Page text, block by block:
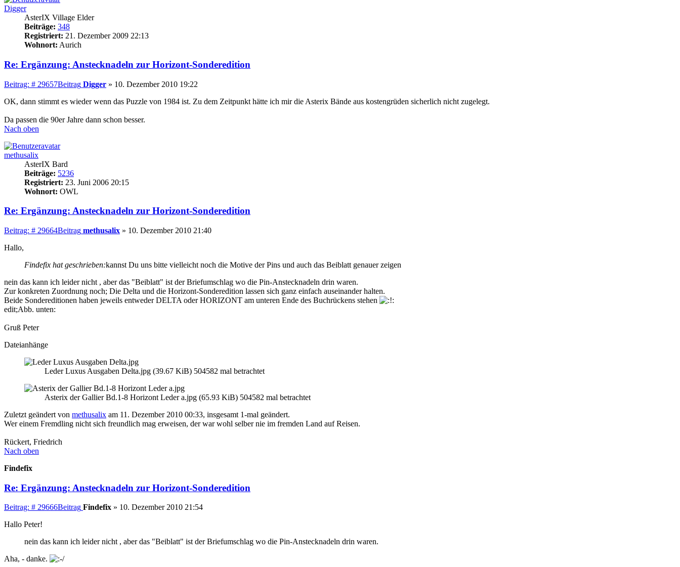
Digger
AsterIX Village Elder
Beiträge: 348
Registriert: 21. Dezember 2009 22:13
Wohnort: Aurich
Re: Ergänzung: Anstecknadeln zur Horizont-Sonderedition
Beitrag: # 29657Beitrag Digger » 10. Dezember 2010 19:22
OK, dann stimmt es wieder wenn das Puzzle von 1984 ist. Zu dem Zeitpunkt hätte ich mir die Asterix Bände aus kostengrüden sicherlich nicht zugelegt.
Da passen die 90er Jahre dann schon besser.
Nach oben
methusalix
AsterIX Bard
Beiträge: 5236
Registriert: 23. Juni 2006 20:15
Wohnort: OWL
Re: Ergänzung: Anstecknadeln zur Horizont-Sonderedition
Beitrag: # 29664Beitrag methusalix » 10. Dezember 2010 21:40
Hallo,
Findefix hat geschrieben:kannst Du uns bitte vielleicht noch die Motive der Pins und auch das Beiblatt genauer zeigen
nein das kann ich leider nicht , aber das "Beiblatt" ist der Briefumschlag wo die Pin-Anstecknadeln drin waren.
Zur konkreten Zuordnung noch; Die Delta und die Horizont-Sonderedition lassen sich ganz einfach auseinander halten.
Beide Sondereditionen haben jeweils entweder DELTA oder HORIZONT am unteren Ende des Buchrückens stehen
edit;Abb. unten:
Gruß Peter
Dateianhänge
Leder Luxus Ausgaben Delta.jpg (39.67 KiB) 504582 mal betrachtet
Asterix der Gallier Bd.1-8 Horizont Leder a.jpg (65.93 KiB) 504582 mal betrachtet
Zuletzt geändert von methusalix am 11. Dezember 2010 00:33, insgesamt 1-mal geändert.
Wer einem Fremdling nicht sich freundlich mag erweisen, der war wohl selber nie im fremden Land auf Reisen.
Rückert, Friedrich
Nach oben
Findefix
Re: Ergänzung: Anstecknadeln zur Horizont-Sonderedition
Beitrag: # 29666Beitrag Findefix » 10. Dezember 2010 21:54
Hallo Peter!
nein das kann ich leider nicht , aber das "Beiblatt" ist der Briefumschlag wo die Pin-Anstecknadeln drin waren.
Aha, - danke.